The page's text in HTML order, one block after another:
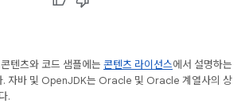
텐츠와 코드 샘플에는 콘텐츠 라이선스에서 설명하는
. 자바 및 OpenJDK는 Oracle 및 Oracle 계열사의 상
.